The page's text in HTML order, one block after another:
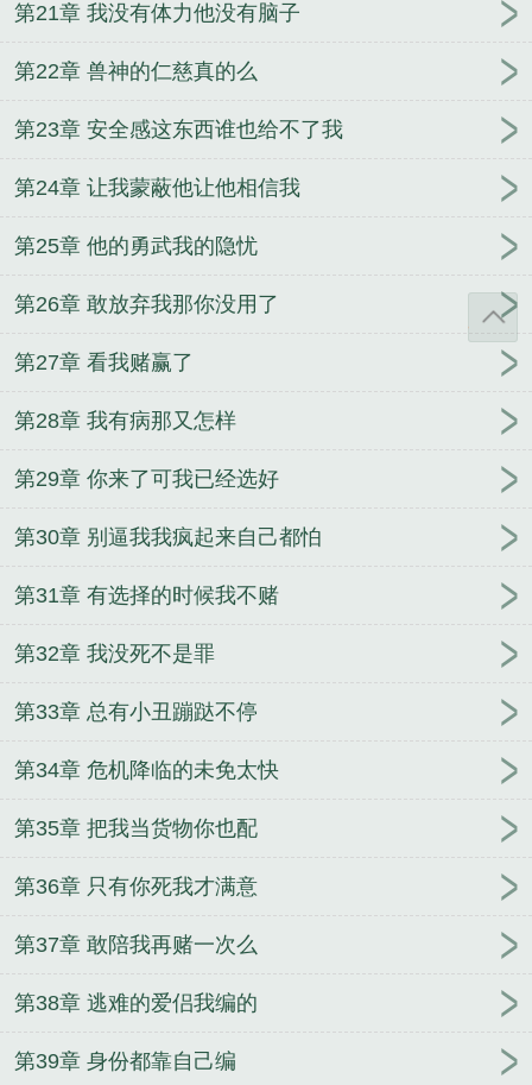
第21章 我没有体力他没有脑子
第22章 兽神的仁慈真的么
第23章 安全感这东西谁也给不了我
第24章 让我蒙蔽他让他相信我
第25章 他的勇武我的隐忧
第26章 敢放弃我那你没用了
第27章 看我赌赢了
第28章 我有病那又怎样
第29章 你来了可我已经选好
第30章 别逼我我疯起来自己都怕
第31章 有选择的时候我不赌
第32章 我没死不是罪
第33章 总有小丑蹦跶不停
第34章 危机降临的未免太快
第35章 把我当货物你也配
第36章 只有你死我才满意
第37章 敢陪我再赌一次么
第38章 逃难的爱侣我编的
第39章 身份都靠自己编